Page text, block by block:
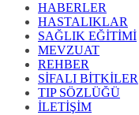
HABERLER
HASTALIKLAR
SAĞLIK EĞİTİMİ
MEVZUAT
REHBER
SİFALI BİTKİLER
TIP SÖZLÜĞÜ
İLETİŞİM